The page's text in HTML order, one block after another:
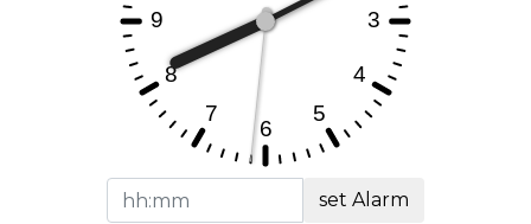
set Alarm